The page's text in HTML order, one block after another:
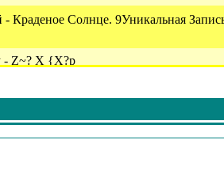
Краденое Солнце. 9Уникальная
Z~? X {X?p
Александр; Зап. 1957Г
N{X?, Xrp}~Rp Sp{X}P,